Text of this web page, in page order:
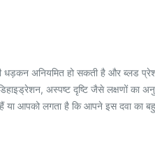
धड़कन अनियमित हो सकती है और ब्लड
अस्पष्ट दृष्टि जैसे लक्षणों का
आपको लगता है कि आपने इस दवा का